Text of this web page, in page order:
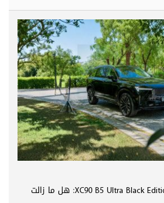
تجربة فولفو XC90 B5 Ultra Black Edition 2026: هل ما زالت